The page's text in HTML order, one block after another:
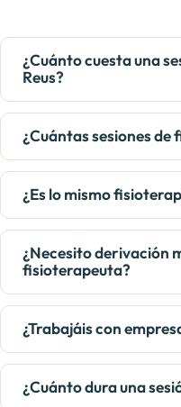
¿Cuánto cuesta una
Reus?
¿Cuántas sesiones
¿Es lo mismo
¿Necesito derivación
fisioterapeuta?
¿Trabajáis con
¿Cuánto dura una